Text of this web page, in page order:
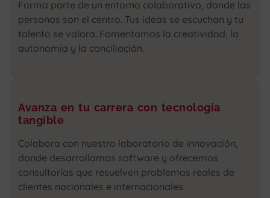
Forma parte de un entorno colaborativo, donde las
personas son el centro. Tus ideas se escuchan y tu
talento se valora. Fomentamos la creatividad, la
autonomía y la conciliación.
Avanza en tu carrera con tecnología
tangible
Colabora con nuestro laboratorio de innovación,
donde desarrollamos software y ofrecemos
consultorías que resuelven problemas reales de
clientes nacionales e internacionales.